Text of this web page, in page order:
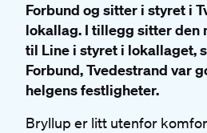
Forbund og sitter i styret i
lokallag. I tillegg sitter den
til Line i styret i lokallaget,
Forbund, Tvedestrand var
helgens festligheter.
Bryllup er litt utenfor